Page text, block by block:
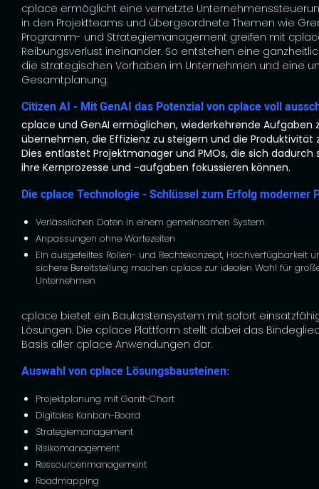
cplace ermöglicht eine vernetzte
in den Projektteams und übergeordnete Themen wie
Programm- und Strategiemanagement greifen mit
Reibungsverlust ineinander. So entstehen eine
die strategischen Vorhaben im Unternehmen und eine
Gesamtplanung.
Citizen AI - Mit GenAI das Potenzial von cplace voll
cplace und GenAI ermöglichen, wiederkehrende Aufgaben
übernehmen, die Effizienz zu steigern und die Produktivität
Dies entlastet Projektmanager und PMOs, die sich dadurch
ihre Kernprozesse und -aufgaben fokussieren können.
Die cplace Technologie - Schlüssel zum Erfolg moderner
Verlässlichen Daten in einem gemeinsamen System
Anpassungen ohne Wartezeiten
Ein ausgefeiltes Rollen- und Rechtekonzept, Hochverfügbarkeit
sichere Bereitstellung machen cplace zur idealen Wahl für
Unternehmen
cplace bietet ein Baukastensystem mit sofort
Lösungen. Die cplace Plattform stellt dabei das
Basis aller cplace Anwendungen dar.
Auswahl von cplace Lösungsbausteinen:
Projektplanung mit Gantt-Chart
Digitales Kanban-Board
Strategiemanagement
Risikomanagement
Ressourcenmanagement
Roadmapping